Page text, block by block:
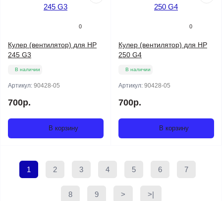
0
Кулер (вентилятор) для HP
245 G3
В наличии
Артикул: 90428-05
700р.
В корзину
0
Кулер (вентилятор) для HP
250 G4
В наличии
Артикул: 90428-05
700р.
В корзину
1 2 3 4 5 6 7
8 9 > >|